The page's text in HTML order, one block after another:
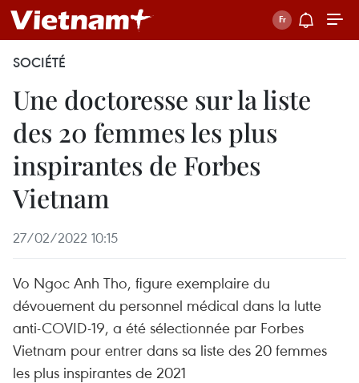
SOCIÉTÉ
Une doctoresse sur la liste
des 20 femmes les plus
inspirantes de Forbes
Vietnam
27/02/2022 10:15
Vo Ngoc Anh Tho, figure exemplaire du
dévouement du personnel médical dans la lutte
anti-COVID-19, a été sélectionnée par Forbes
Vietnam pour entrer dans sa liste des 20 femmes
les plus inspirantes de 2021